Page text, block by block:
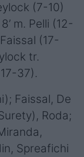
(7-10)
m. Pelli (12-
(17-
tr.
37).
Faissal, De
Roda;
Spreafichi